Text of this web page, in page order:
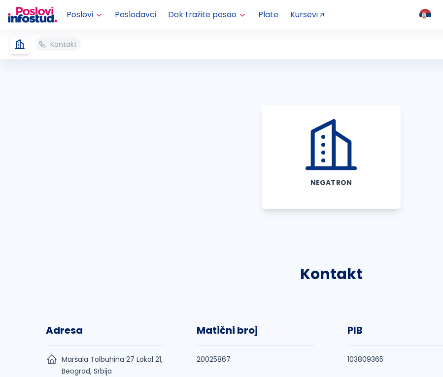
Poslovi Poslodavci Dok tražite posao Plate Kursevi
Kontakt
NEGATRON
Kontakt
Adresa
Maršala Tolbuhina 27 Lokal 21,
Beograd, Srbija
Matični broj
20025867
PIB
103809365